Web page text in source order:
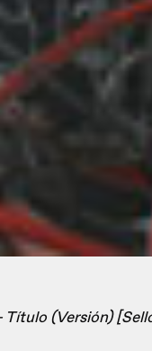
(Versión)